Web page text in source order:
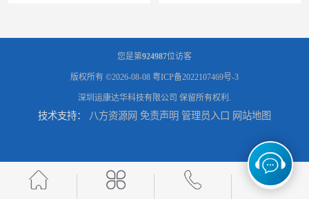
中药提速增效垫渗透液哪家好 兰州中药提速脉冲治疗仪
您是第924987位访客
版权所有 ©2026-08-08 粤ICP备2022107469号-3
深圳运康达华科技有限公司 保留所有权利.
技术支持： 八方资源网 免责声明 管理员入口 网站地图